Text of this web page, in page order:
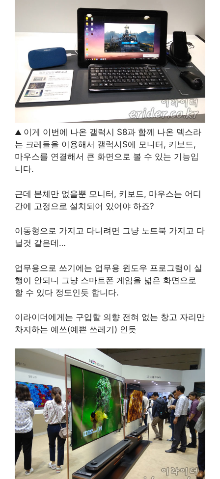
▲ 이게 이번에 나온 갤럭시 S8과 함께 나온 덱스라
는 크레들을 이용해서 갤럭시S에 모니터, 키보드,
마우스를 연결해서 큰 화면으로 볼 수 있는 기능입
니다.
근데 본체만 없을뿐 모니터, 키보드, 마우스는 어디
간에 고정으로 설치되어 있어야 하죠?
이동형으로 가지고 다니려면 그냥 노트북 가지고 다
닐것 같은데…
업무용으로 쓰기에는 업무용 윈도우 프로그램이 실
행이 안되니 그냥 스마트폰 게임을 넓은 화면으로
할 수 있다 정도인듯 합니다.
이라이더에게는 구입할 의향 전혀 없는 창고 자리만
차지하는 예쓰(예쁜 쓰레기) 인듯